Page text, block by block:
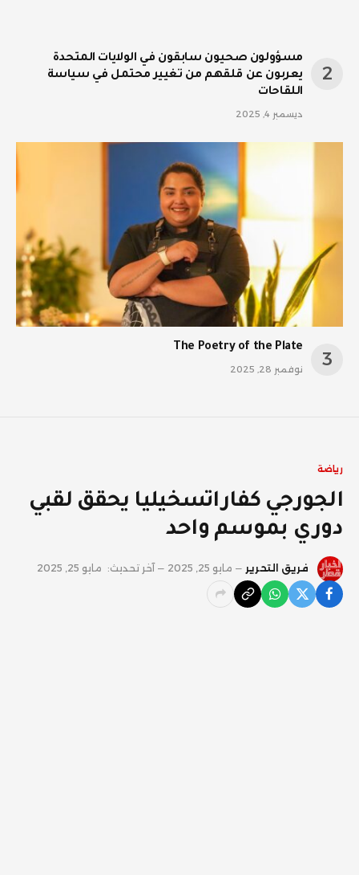
مسؤولون صحيون سابقون في الولايات المتحدة
يعربون عن قلقهم من تغيير محتمل في سياسة
اللقاحات
ديسمبر 4, 2025
The Poetry of the Plate
نوفمبر 28, 2025
رياضة
الجورجي كفاراتسخيليا يحقق لقبي
دوري بموسم واحد
فريق التحرير مايو 25, 2025 آخر تحديث: مايو 25, 2025